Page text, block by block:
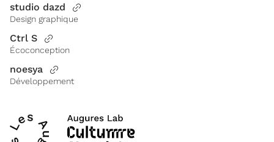
studio dazd
Design graphique
Ctrl S
Écoconception
noesya
Développement